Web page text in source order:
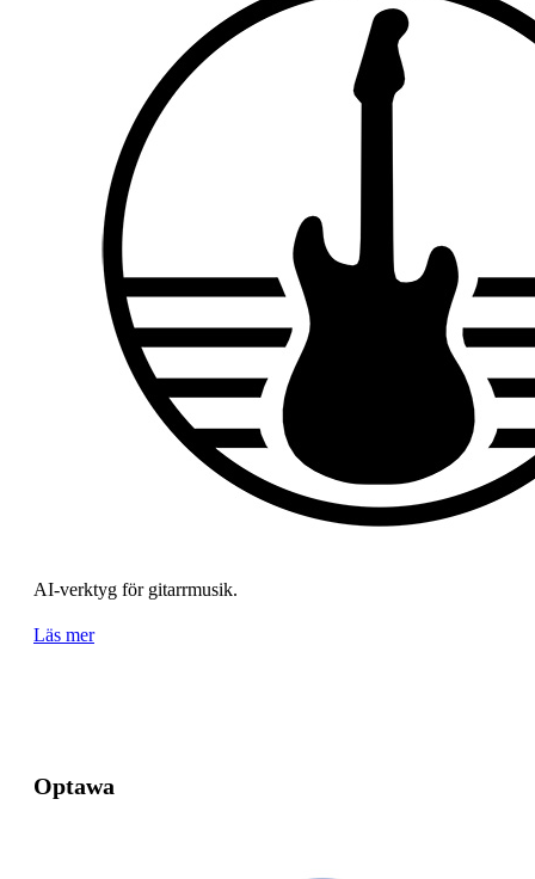
AI-verktyg för gitarrmusik.
Läs mer
Optawa